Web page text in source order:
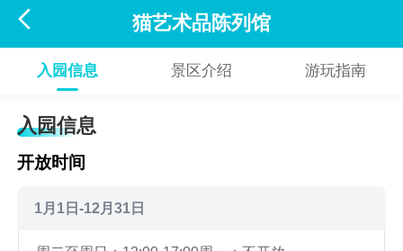
 猫艺术品陈列馆
入园信息 景区介绍 游玩指南
入园信息
开放时间
1月1日-12月31日